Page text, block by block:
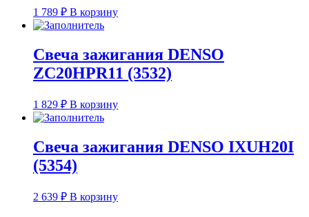
1 789 ₽ В корзину
Свеча зажигания DENSO
ZC20HPR11 (3532)
1 829 ₽ В корзину
Свеча зажигания DENSO IXUH20I
(5354)
2 639 ₽ В корзину